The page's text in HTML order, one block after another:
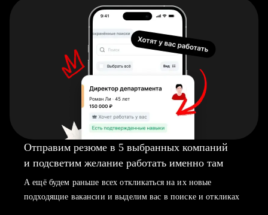
Отправим резюме в 5 выбранных компаний
и подсветим желание работать именно там
А ещё будем раньше всех откликаться на их новые
подходящие вакансии и выделим вас в поиске и откликах